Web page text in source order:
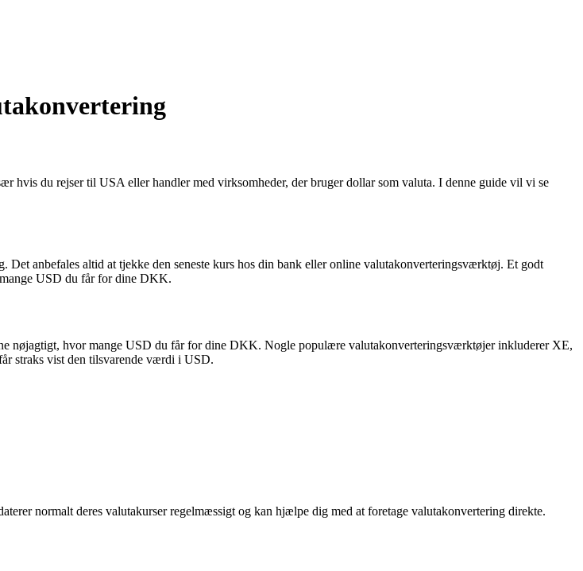
du rejser til USA eller handler med virksomheder, der bruger dollar som valuta. I denne guide vil vi se
anbefales altid at tjekke den seneste kurs hos din bank eller online valutakonverteringsværktøj. Et godt
USD du får for dine DKK.
nøjagtigt, hvor mange USD du får for dine DKK. Nogle populære valutakonverteringsværktøjer inkluderer XE,
straks vist den tilsvarende værdi i USD.
normalt deres valutakurser regelmæssigt og kan hjælpe dig med at foretage valutakonvertering direkte.